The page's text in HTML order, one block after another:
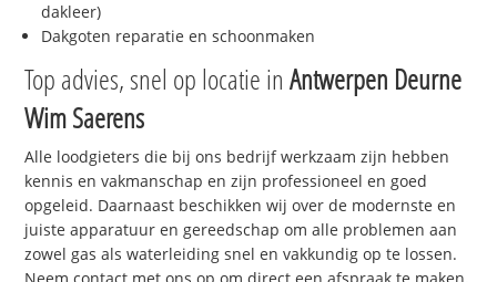
dakleer)
Dakgoten reparatie en schoonmaken
Top advies, snel op locatie inAntwerpen Deurne
Wim Saerens
Alle loodgieters die bij ons bedrijf werkzaam zijn hebben
kennis en vakmanschap en zijn professioneel en goed
opgeleid. Daarnaast beschikken wij over de modernste en
juiste apparatuur en gereedschap om alle problemen aan
zowel gas als waterleiding snel en vakkundig op te lossen.